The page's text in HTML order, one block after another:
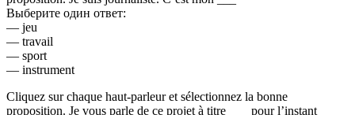
Выберите один ответ:
— jeu
— travail
— sport
— instrument
Cliquez sur chaque haut-parleur et sélectionnez la bonne
proposition. Je vous parle de ce projet à titre ___ pour l’instant